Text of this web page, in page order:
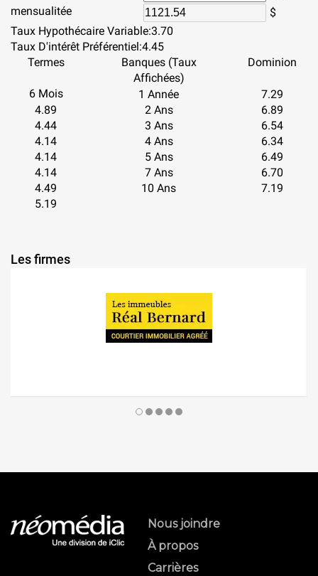
mensualitée
$
Taux Hypothécaire Variable:3.70
Taux D'intérêt Préférentiel:4.45
Termes
Banques (Taux
Affichées)
Dominion
6 Mois 1 Année
7.29
4.89
2 Ans
6.89
4.44
3 Ans
6.54
4.14
4 Ans
6.34
4.14
5 Ans
6.49
4.14
7 Ans
6.70
4.49
10 Ans
7.19
5.19
Les firmes
Nous joindre
À propos
Carrières